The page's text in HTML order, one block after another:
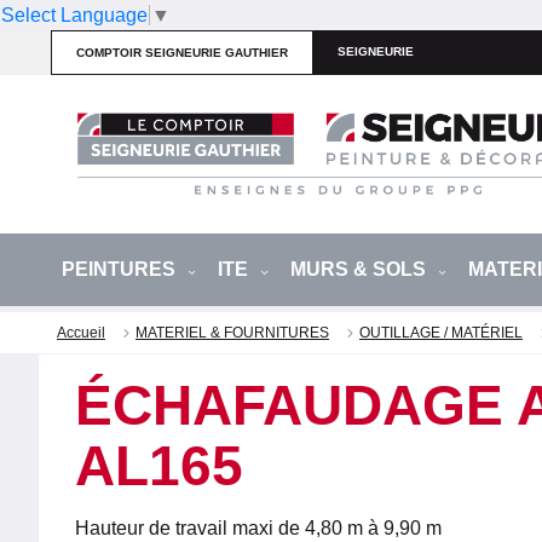
Select Language ▼
COMPTOIR SEIGNEURIE GAUTHIER SEIGNEURIE
PEINTURES ITE MURS & SOLS
Accueil MATERIEL & FOURNITURES OUTILLAGE / MATÉRIEL
ÉCHAFAUDAGE
AL165
Hauteur de travail maxi de 4,80 m à 9,90 m